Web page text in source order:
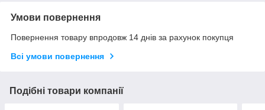
Умови повернення
Повернення товару впродовж 14 днів за рахунок покупця
Всі умови повернення
Подібні товари компанії